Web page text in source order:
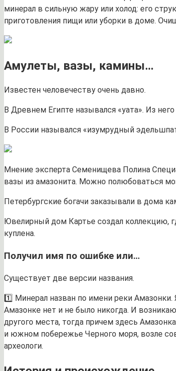
минерал в сильную жару или холод: его
приготовления пищи или уборки в доме.
Амулеты, вазы, камины…
Известен человечеству очень давно.
В Древнем Египте назывался «уата». Из
В России назывался «изумрудный
Мнение эксперта Семенищева Полина
вазы из амазонита. Можно полюбоваться
Петербургские богачи заказывали в дома
Ювелирный дом Картье создал коллекцию,
куплена.
Получил имя по ошибке или…
Существует две версии названия.
1️⃣ Минерал назван по имени реки
Амазонке нет и не было никогда. И
другого места, тогда причем здесь
и южном побережье Черного моря, возле
археологи.